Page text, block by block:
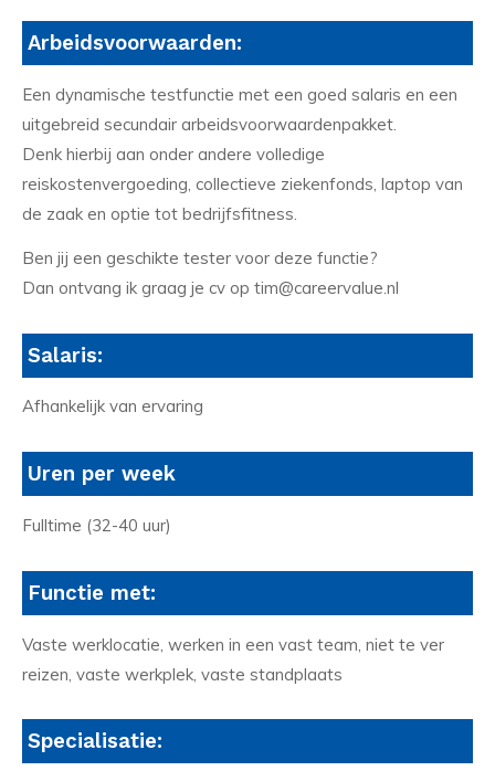
Arbeidsvoorwaarden:
Een dynamische testfunctie met een goed salaris en een
uitgebreid secundair arbeidsvoorwaardenpakket.
Denk hierbij aan onder andere volledige
reiskostenvergoeding, collectieve ziekenfonds, laptop van
de zaak en optie tot bedrijfsfitness.
Ben jij een geschikte tester voor deze functie?
Dan ontvang ik graag je cv op tim@careervalue.nl
Salaris:
Afhankelijk van ervaring
Uren per week
Fulltime (32-40 uur)
Functie met:
Vaste werklocatie, werken in een vast team, niet te ver
reizen, vaste werkplek, vaste standplaats
Specialisatie: